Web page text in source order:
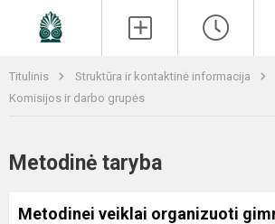
Titulinis
Struktūra ir kontaktinė informacija
Komisijos ir darbo grupės
Metodinė taryba
Metodinei veiklai organizuoti